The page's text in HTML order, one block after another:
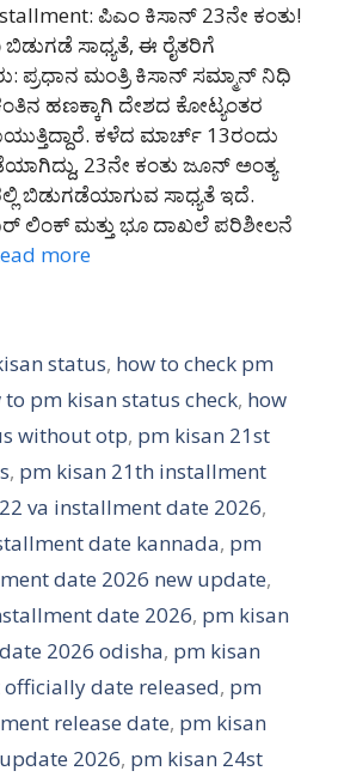
ಪಿಎಂ ಕಿಸಾನ್ 23ನೇ ಕಂತು!
ಸಾಧ್ಯತೆ, ಈ ರೈತರಿಗೆ
ಪ್ರಧಾನ ಮಂತ್ರಿ ಕಿಸಾನ್ ಸಮ್ಮಾನ್ ನಿಧಿ
ಹಣಕ್ಕಾಗಿ ದೇಶದ ಕೋಟ್ಯಂತರ
ಕಳೆದ ಮಾರ್ಚ್ 13ರಂದು
23ನೇ ಕಂತು ಜೂನ್ ಅಂತ್ಯ
ಬಿಡುಗಡೆಯಾಗುವ ಸಾಧ್ಯತೆ ಇದೆ.
ಲಿಂಕ್ ಮತ್ತು ಭೂ ದಾಖಲೆ ಪರಿಶೀಲನೆ
more
status, how to check pm
to pm kisan status check, how
without otp, pm kisan 21st
, pm kisan 21th installment
va installment date 2026,
date kannada, pm
date 2026 new update,
date 2026, pm kisan
2026 odisha, pm kisan
date released, pm
release date, pm kisan
2026, pm kisan 24st